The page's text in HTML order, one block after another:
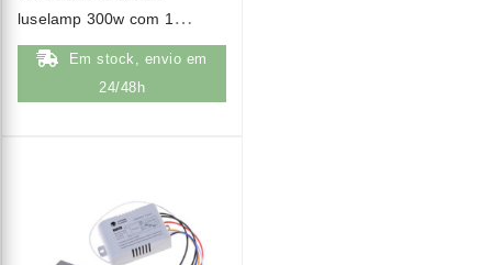
luselamp 300w com 1
comando rf
Em stock, envio em
24/48h